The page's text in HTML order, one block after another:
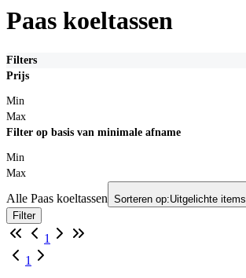
Paas koeltassen
Filters
Prijs
Min
Max
Filter op basis van minimale afname
Min
Max
Alle Paas koeltassen Sorteren op:Uitgelichte items
Filter
1
1